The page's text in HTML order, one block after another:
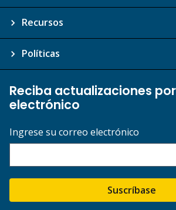
Recursos
Políticas
Reciba actualizaciones
electrónico
Ingrese su correo electrónico
Suscríbase